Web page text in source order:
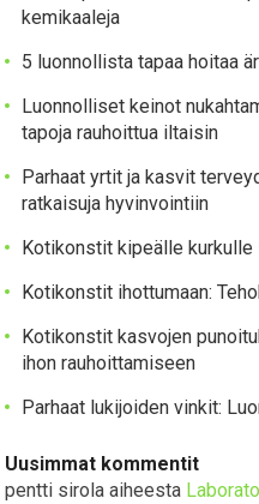
kemikaaleja
5 luonnollista tapaa hoitaa
Luonnolliset keinot
tapoja rauhoittua iltaisin
Parhaat yrtit ja kasvit
ratkaisuja hyvinvointiin
Kotikonstit kipeälle
Kotikonstit ihottumaan:
Kotikonstit kasvojen
ihon rauhoittamiseen
Parhaat lukijoiden vinkit:
Uusimmat kommentit
pentti sirola aiheesta